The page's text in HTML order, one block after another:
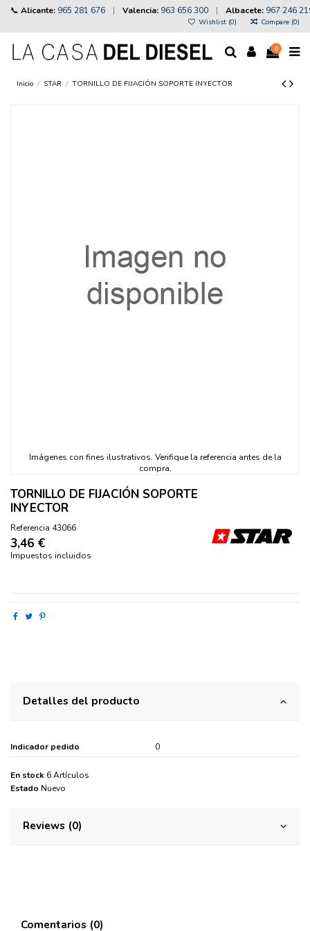
📞 Alicante: 965 281 676 | Valencia: 963 656 300 | Albacete: 967 246
Wishlist (0) Compare (0)
0
Inicio STAR TORNILLO DE FIJACIÓN SOPORTE INYECTOR
TORNILLO DE FIJACIÓN SOPORTE
INYECTOR
Referencia 43066
3,46 €
Impuestos incluidos
Detalles del producto
Indicador pedido 0
En stock 6 Artículos
Estado Nuevo
Reviews (0)
Comentarios (0)